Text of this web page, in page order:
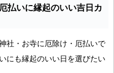
払いに縁起のいい吉日カ
社・お寺に厄除け・厄払いで
にも縁起のいい日を選びたい